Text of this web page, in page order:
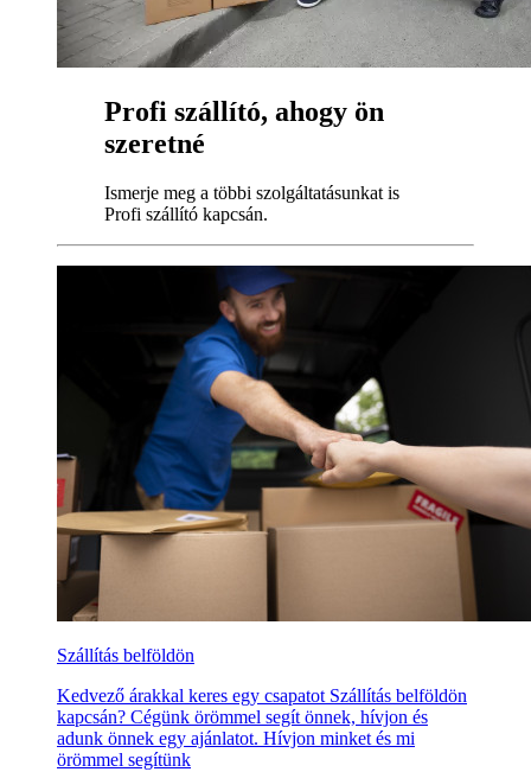
Profi szállító, ahogy ön
szeretné
Ismerje meg a többi szolgáltatásunkat is
Profi szállító kapcsán.
Szállítás belföldön
Kedvező árakkal keres egy csapatot Szállítás belföldön
kapcsán? Cégünk örömmel segít önnek, hívjon és
adunk önnek egy ajánlatot. Hívjon minket és mi
örömmel segítünk